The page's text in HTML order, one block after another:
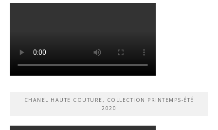
CHANEL HAUTE COUTURE, COLLECTION PRINTEMPS-ÉTÉ
2020